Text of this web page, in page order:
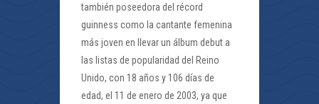
también poseedora del récord
guinness como la cantante femenina
más joven en llevar un álbum debut a
las listas de popularidad del Reino
Unido, con 18 años y 106 días de
edad, el 11 de enero de 2003, ya que